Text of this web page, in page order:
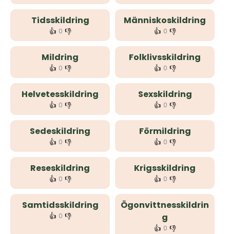
Tidsskildring
👍 0 👎
Människoskildring
👍 0 👎
Mildring
👍 0 👎
Folklivsskildring
👍 0 👎
Helvetesskildring
👍 0 👎
Sexskildring
👍 0 👎
Sedeskildring
👍 0 👎
Förmildring
👍 0 👎
Reseskildring
👍 0 👎
Krigsskildring
👍 0 👎
Samtidsskildring
👍 0 👎
Ögonvittnesskildrin
g
👍 0 👎